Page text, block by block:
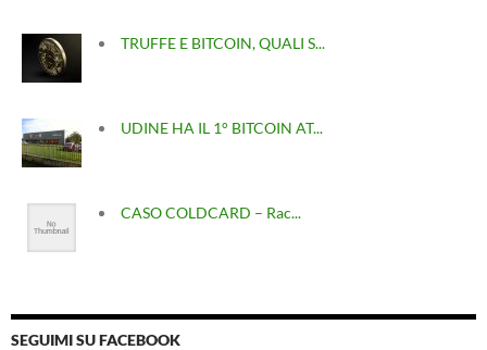
TRUFFE E BITCOIN, QUALI S...
UDINE HA IL 1° BITCOIN AT...
CASO COLDCARD – Rac...
SEGUIMI SU FACEBOOK